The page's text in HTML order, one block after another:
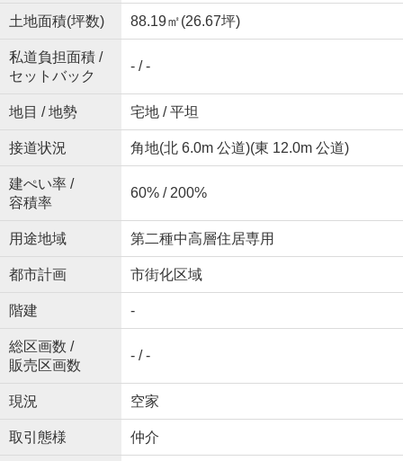
土地面積(坪数) 88.19㎡(26.67坪)
私道負担面積 /
セットバック
- / -
地目 / 地勢 宅地 / 平坦
接道状況 角地(北 6.0m 公道)(東 12.0m 公道)
建ぺい率 /
容積率
60% / 200%
用途地域 第二種中高層住居専用
都市計画 市街化区域
階建 -
総区画数 /
販売区画数
- / -
現況 空家
取引態様 仲介